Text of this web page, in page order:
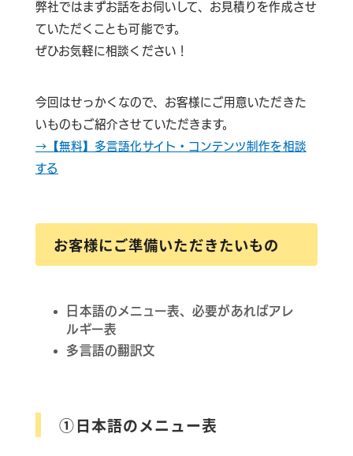
弊社ではまずお話をお伺いして、お見積りを作成させ
ていただくことも可能です。
ぜひお気軽に相談ください！
今回はせっかくなので、お客様にご用意いただきた
いものもご紹介させていただきます。
→【無料】多言語化サイト・コンテンツ制作を相談
する
お客様にご準備いただきたいもの
日本語のメニュー表、必要があればアレ
ルギー表
多言語の翻訳文
①日本語のメニュー表